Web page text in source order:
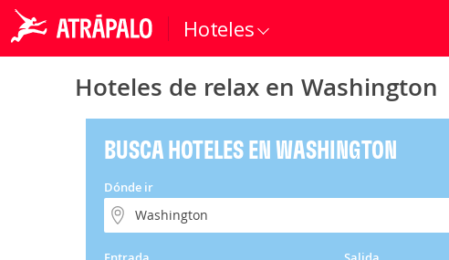
Hoteles
Hoteles de relax en Washington
BUSCA HOTELES EN WASHINGTON
Dónde ir